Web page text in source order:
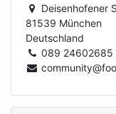
Deisenhofener
81539 München
Deutschland
089 24602685